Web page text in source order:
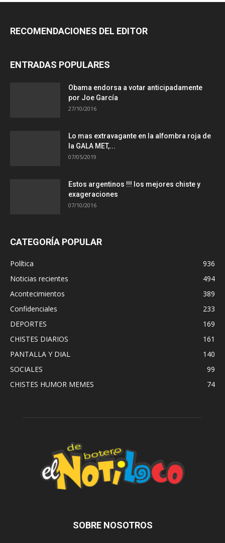
RECOMENDACIONES DEL EDITOR
ENTRADAS POPULARES
Obama endorsa a votar anticipadamente
por Joe García
27/10/2016
Lo mas extravagante en la alfombra roja de
la GALA MET,...
07/05/2019
Estos argentinos !!! los mejores chiste y
exageraciones
07/10/2016
CATEGORÍA POPULAR
Política
936
Noticias recientes
494
Acontecimientos
389
Confidenciales
233
DEPORTES
169
CHISTES DIARIOS
161
PANTALLA Y DIAL
140
SOCIALES
99
CHISTES HUMOR MEMES
74
SOBRE NOSOTROS